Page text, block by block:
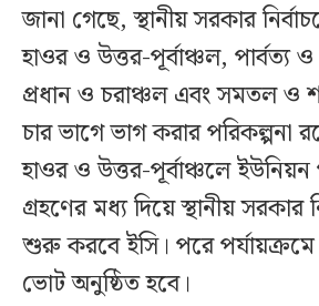
জানা গেছে, স্থানীয় সরকার
হাওর ও উত্তর-পূর্বাঞ্চল, পার্বত্য
প্রধান ও চরাঞ্চল এবং সমতল ও
চার ভাগে ভাগ করার পরিকল্পনা
হাওর ও উত্তর-পূর্বাঞ্চলে
গ্রহণের মধ্য দিয়ে স্থানীয় সরকার
শুরু করবে ইসি। পরে
ভোট অনুষ্ঠিত হবে।